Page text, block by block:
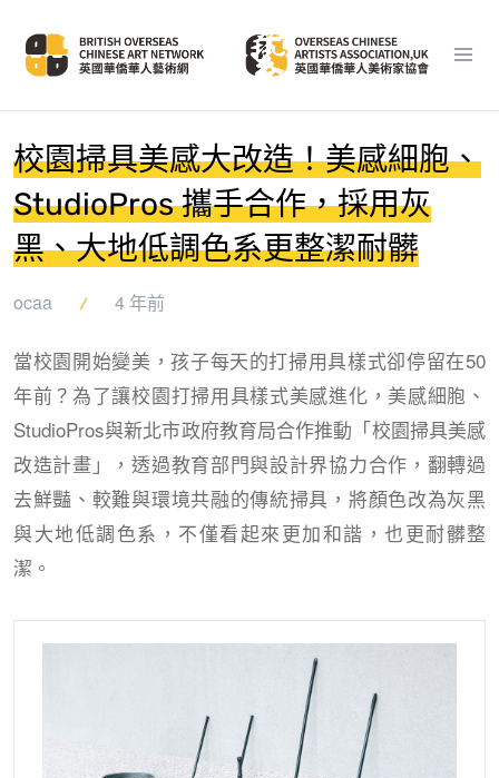
校園掃具美感大改造！美感細胞、
StudioPros 攜手合作，採用灰
黑、大地低調色系更整潔耐髒
ocaa 4 年前
當校園開始變美，孩子每天的打掃用具樣式卻停留在50
年前？為了讓校園打掃用具樣式美感進化，美感細胞、
StudioPros與新北市政府教育局合作推動「校園掃具美感
改造計畫」，透過教育部門與設計界協力合作，翻轉過
去鮮豔、較難與環境共融的傳統掃具，將顏色改為灰黑
與大地低調色系，不僅看起來更加和諧，也更耐髒整
潔。